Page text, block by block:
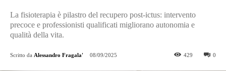
La fisioterapia è pilastro del recupero post-ictus: intervento
precoce e professionisti qualificati migliorano autonomia e
qualità della vita.
Scritto da Alessandro Fragala' 08/09/2025 0
429